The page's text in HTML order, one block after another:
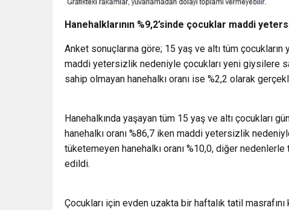
Hanehalklarının %9,2’sinde çocuklar maddi
Anket sonuçlarına göre; 15 yaş ve altı tüm
maddi yetersizlik nedeniyle çocukları yeni giysilere
sahip olmayan hanehalkı oranı ise %2,2 olarak
Hanehalkında yaşayan tüm 15 yaş ve altı çocukları
hanehalkı oranı %86,7 iken maddi yetersizlik
tüketemeyen hanehalkı oranı %10,0, diğer
edildi.
Çocukları için evden uzakta bir haftalık tatil